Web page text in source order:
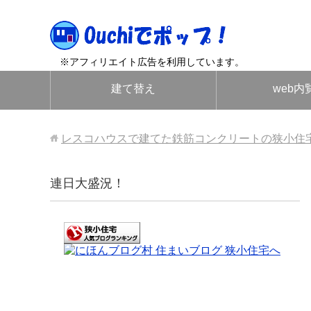
※アフィリエイト広告を利用しています。
建て替え web内
レスコハウスで建てた鉄筋コンクリートの狭小住
連日大盛況！